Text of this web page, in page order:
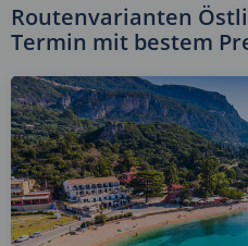
Routenvarianten
Termin mit bestem